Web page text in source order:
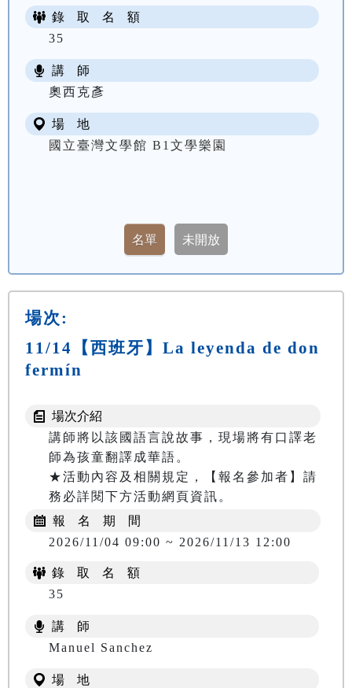
錄 取 名 額
35
講 師
奧西克彥
場 地
國立臺灣文學館 B1文學樂園
場次:
11/14【西班牙】La leyenda de don
fermín
場次介紹
講師將以該國語言說故事，現場將有口譯老
師為孩童翻譯成華語。
★活動內容及相關規定，【報名參加者】請
務必詳閱下方活動網頁資訊。
報 名 期 間
2026/11/04 09:00 ~ 2026/11/13 12:00
錄 取 名 額
35
講 師
Manuel Sanchez
場 地